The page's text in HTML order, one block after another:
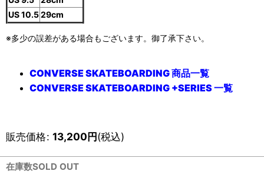
US 10.529cm
※多少の誤差がある場合もございます。御了承下さい。
CONVERSE SKATEBOARDING 商品一覧
CONVERSE SKATEBOARDING +SERIES 一覧
販売価格: 13,200円(税込)
在庫数SOLD OUT